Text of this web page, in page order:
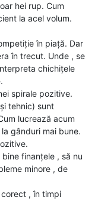
hei rup. Cum
la acel volum.
în piață. Dar
în trecut. Unde , se
chichițele
spirale pozitive.
tehnic) sunt
lucrează acum
la gânduri mai bune.
finanțele , să nu
minore , de
, în timpi